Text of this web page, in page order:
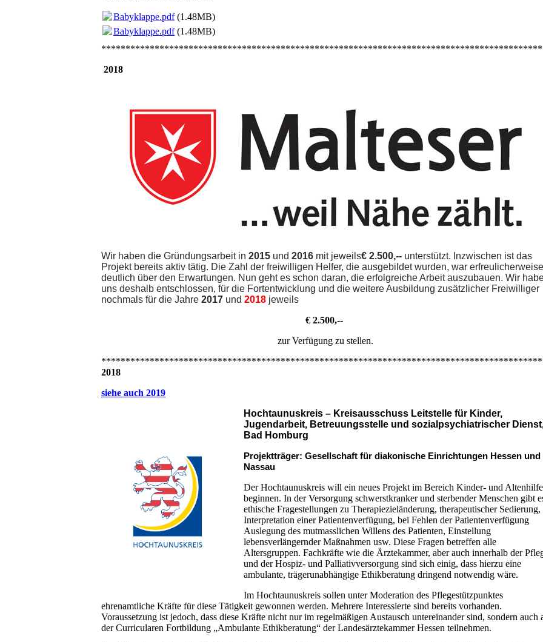
Babyklappe.pdf(1.48MB)
Babyklappe.pdf(1.48MB)
2018
Wir haben die Gründungsarbeit in 2015 und 2016 mit jeweils€ 2.500,-- unterstützt. Inzwischen ist das
Projekt bereits aktiv tätig. Die Zahl der freiwilligen Helfer, die ausgebildet wurden, war erfreulicherweise
deutlich über den Erwartungen. Nun geht es schon daran, die erfolgreiche Arbeit auszubauen. Wir
uns deshalb entschlossen, für die Fortentwicklung und die weitere Ausbildung zusätzlicher Freiwilliger
nochmals für die Jahre 2017 und 2018 jeweils
€ 2.500,--
zur Verfügung zu stellen.
2018
siehe auch 2019
Hochtaunuskreis – Kreisausschuss Leitstelle für Kinder,
Jugendarbeit, Betreuungsstelle und sozialpsychiatrischer
Bad Homburg
Projektträger: Gesellschaft für diakonische Einrichtungen Hessen und
Nassau
Der Hochtaunuskreis will ein neues Projekt im Bereich Kinder- und Altenhilfe
beginnen. In der Versorgung schwerstkranker und sterbender Menschen gibt
ethische Fragestellungen zu Therapiezieländerung, therapeutischer Sedierung,
Interpretation einer Patientenverfügung, bei Fehlen der Patientenverfügung
Auslegung des mutmasslichen Willens des Patienten, Einstellung
lebensverlängernder Maßnahmen usw. Diese Fragen betreffen alle
Altersgruppen. Fachkräfte wie die Ärztekammer, aber auch innerhalb der
und der Hospiz- und Palliativversorgung sind sich einig, dass hierzu eine
ambulante, trägerunabhängige Ethikberatung dringend notwendig wäre.
Im Hochtaunuskreis sollen unter Moderation des Pflegestützpunktes
ehrenamtliche Kräfte für diese Tätigkeit gewonnen werden. Mehrere Interessierte sind bereits vorhanden.
Voraussetzung ist jedoch, dass diese Kräfte nicht nur im regelmäßigen Austausch untereinander sind, sondern auch
der Curricularen Fortbildung „Ambulante Ethikberatung“ der Landesärztekammer Hessen teilnehmen.